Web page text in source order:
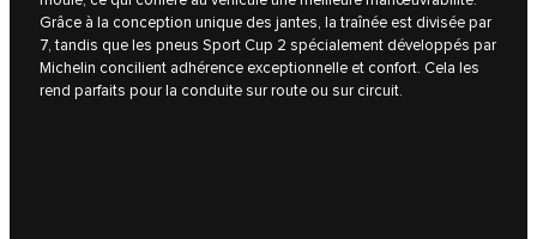
Grâce à la conception unique des jantes, la traînée est divisée par
7, tandis que les pneus Sport Cup 2 spécialement développés par
Michelin concilient adhérence exceptionnelle et confort. Cela les
rend parfaits pour la conduite sur route ou sur circuit.